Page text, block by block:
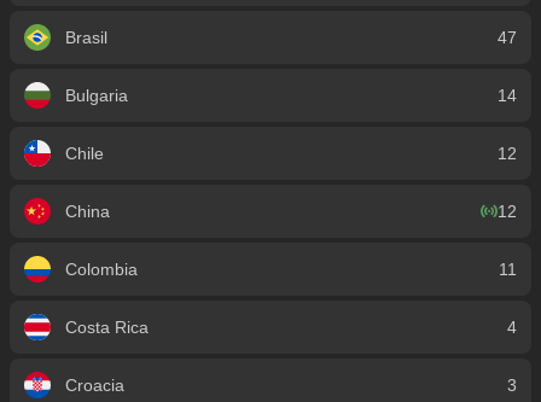
Brasil 47
Bulgaria 14
Chile 12
China 12
Colombia 11
Costa Rica 4
Croacia 3